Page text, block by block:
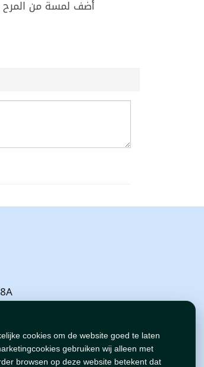
cookies om de website goed te laten
gebruiken wij alleen met
browsen op deze website betekent dat